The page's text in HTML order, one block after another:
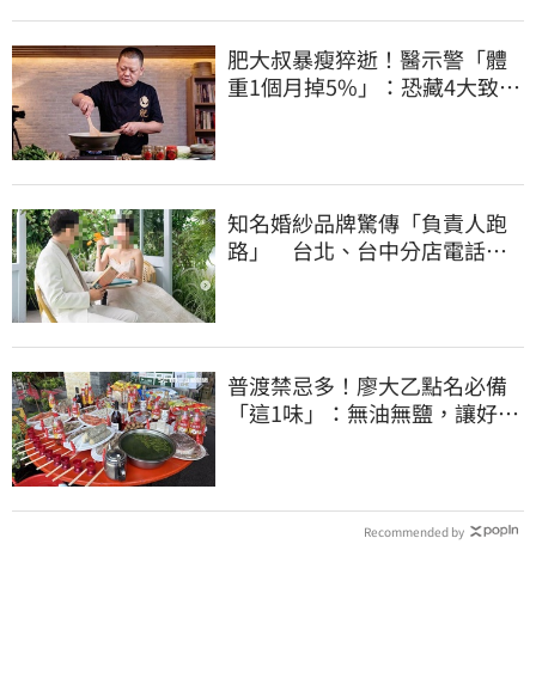
肥大叔暴瘦猝逝！醫示警「體
重1個月掉5%」：恐藏4大致命
知名婚紗品牌驚傳「負責人跑
路」 台北、台中分店電話均
普渡禁忌多！廖大乙點名必備
「這1味」：無油無鹽，讓好兄
Recommended by